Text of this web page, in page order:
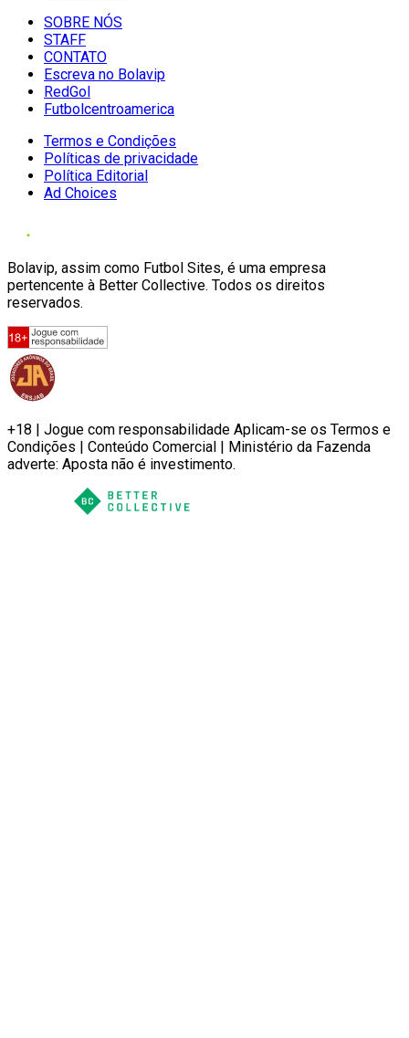
SOBRE NÓS
STAFF
CONTATO
Escreva no Bolavip
RedGol
Futbolcentroamerica
Termos e Condições
Políticas de privacidade
Política Editorial
Ad Choices
Bolavip, assim como Futbol Sites, é uma empresa
pertencente à Better Collective. Todos os direitos
reservados.
+18 | Jogue com responsabilidade Aplicam-se os Termos e
Condições | Conteúdo Comercial | Ministério da Fazenda
adverte: Aposta não é investimento.